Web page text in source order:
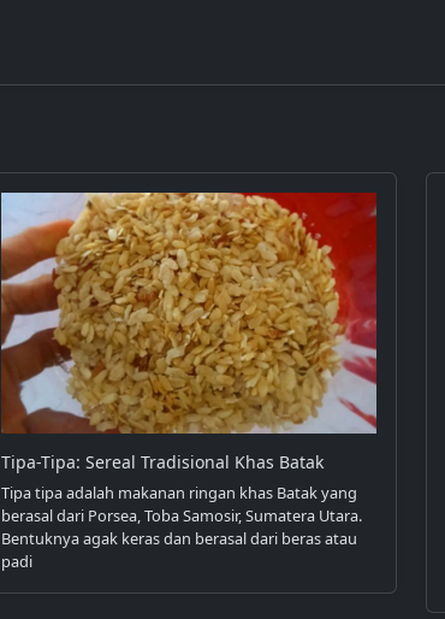
Tipa-Tipa: Sereal Tradisional Khas Batak
Tipa tipa adalah makanan ringan khas Batak yang
berasal dari Porsea, Toba Samosir, Sumatera Utara.
Bentuknya agak keras dan berasal dari beras atau
padi